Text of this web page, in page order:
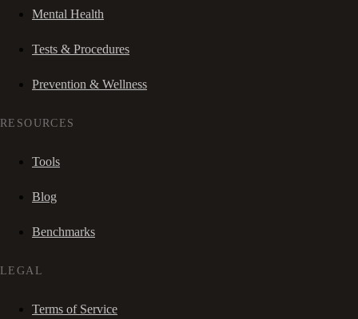
Mental Health
Tests & Procedures
Prevention & Wellness
RESOURCES
Tools
Blog
Benchmarks
LEGAL
Terms of Service